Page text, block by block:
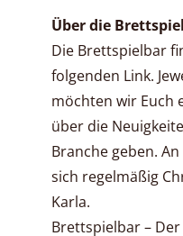
Über die
Die Brettspielbar
folgenden Link.
möchten wir Euch
über die
Branche geben.
sich regelmäßig
Karla.
Brettspielbar –